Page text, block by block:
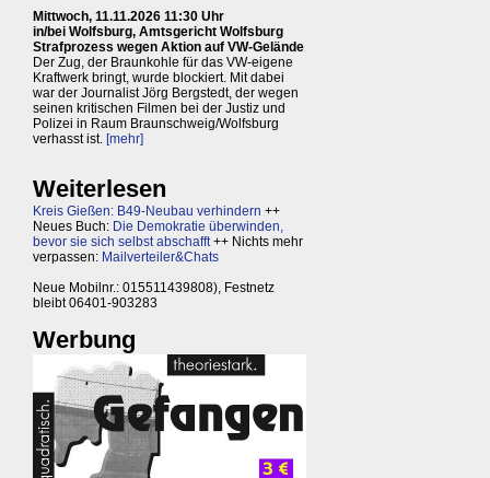
Mittwoch, 11.11.2026 11:30 Uhr
in/bei Wolfsburg, Amtsgericht Wolfsburg
Strafprozess wegen Aktion auf VW-Gelände
Der Zug, der Braunkohle für das VW-eigene
Kraftwerk bringt, wurde blockiert. Mit dabei
war der Journalist Jörg Bergstedt, der wegen
seinen kritischen Filmen bei der Justiz und
Polizei in Raum Braunschweig/Wolfsburg
verhasst ist. [mehr]
Weiterlesen
Kreis Gießen: B49-Neubau verhindern ++
Neues Buch: Die Demokratie überwinden,
bevor sie sich selbst abschafft++ Nichts mehr
verpassen: Mailverteiler&Chats
Neue Mobilnr.: 015511439808), Festnetz
bleibt 06401-903283
Werbung